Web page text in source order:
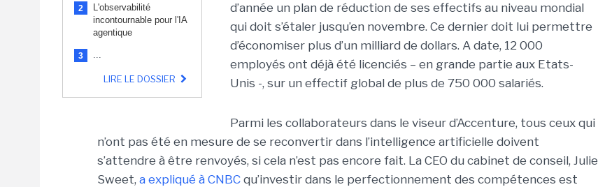
2
L'observabilité
incontournable pour l'IA
agentique
3 ...
LIRE LE DOSSIER
d’année un plan de réduction de ses effectifs au niveau mondial
qui doit s’étaler jusqu’en novembre. Ce dernier doit lui permettre
d’économiser plus d’un milliard de dollars. A date, 12 000
employés ont déjà été licenciés – en grande partie aux Etats-
Unis -, sur un effectif global de plus de 750 000 salariés.
Parmi les collaborateurs dans le viseur d’Accenture, tous ceux qui
n’ont pas été en mesure de se reconvertir dans l’intelligence artificielle doivent
s’attendre à être renvoyés, si cela n’est pas encore fait. La CEO du cabinet de conseil, Julie
Sweet, a expliqué à CNBC qu’investir dans le perfectionnement des compétences est